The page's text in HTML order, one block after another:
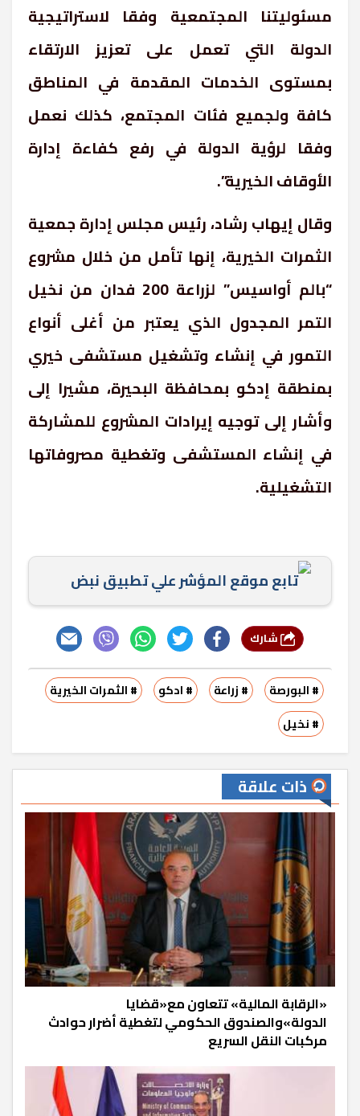
مسئوليتنا المجتمعية وفقا لاستراتيجية
الدولة التي تعمل على تعزيز الارتقاء
بمستوى الخدمات المقدمة في المناطق
كافة ولجميع فئات المجتمع، كذلك نعمل
وفقا لرؤية الدولة في رفع كفاءة إدارة
الأوقاف الخيرية”.
وقال إيهاب رشاد، رئيس مجلس إدارة جمعية
الثمرات الخيرية، إنها تأمل من خلال مشروع
“بالم أواسيس” لزراعة 200 فدان من نخيل
التمر المجدول الذي يعتبر من أغلى أنواع
التمور في إنشاء وتشغيل مستشفى خيري
بمنطقة إدكو بمحافظة البحيرة، مشيرا إلى
وأشار إلى توجيه إيرادات المشروع للمشاركة
في إنشاء المستشفى وتغطية مصروفاتها
التشغيلية.
تابع موقع المؤشر علي تطبيق نبض
# البورصة # زراعة # ادكو
# الثمرات الخيرية
# نخيل
ذات علاقة
«الرقابة المالية» تتعاون مع«قضايا
الدولة»والصندوق الحكومي لتغطية أضرار حوادث
مركبات النقل السريع